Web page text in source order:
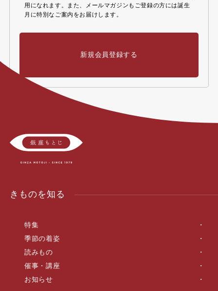
用になれます。また、メールマガジンもご登録の方には誕生
月に特別なご案内をお届けします。
新規会員登録する
きものを知る
特集
季節の着姿
読みもの
催事・講座
お知らせ